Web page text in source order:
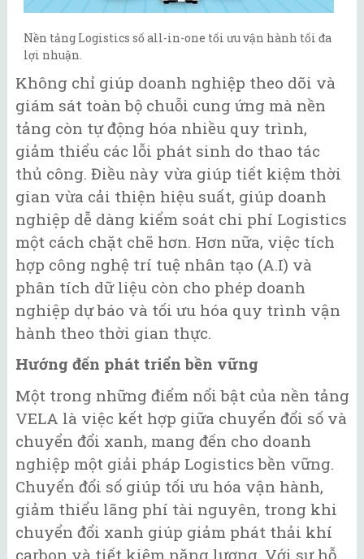
Nền tảng Logistics số all-in-one tối ưu vận hành tối đa
lợi nhuận.
Không chỉ giúp doanh nghiệp theo dõi và
giám sát toàn bộ chuỗi cung ứng mà nền
tảng còn tự động hóa nhiều quy trình,
giảm thiểu các lỗi phát sinh do thao tác
thủ công. Điều này vừa giúp tiết kiệm thời
gian vừa cải thiện hiệu suất, giúp doanh
nghiệp dễ dàng kiểm soát chi phí Logistics
một cách chặt chẽ hơn. Hơn nữa, việc tích
hợp công nghệ trí tuệ nhân tạo (A.I) và
phân tích dữ liệu còn cho phép doanh
nghiệp dự báo và tối ưu hóa quy trình vận
hành theo thời gian thực.
Hướng đến phát triển bền vững
Một trong những điểm nổi bật của nền tảng
VELA là việc kết hợp giữa chuyển đổi số và
chuyển đổi xanh, mang đến cho doanh
nghiệp một giải pháp Logistics bền vững.
Chuyển đổi số giúp tối ưu hóa vận hành,
giảm thiểu lãng phí tài nguyên, trong khi
chuyển đổi xanh giúp giảm phát thải khí
carbon và tiết kiệm năng lượng. Với sự hỗ